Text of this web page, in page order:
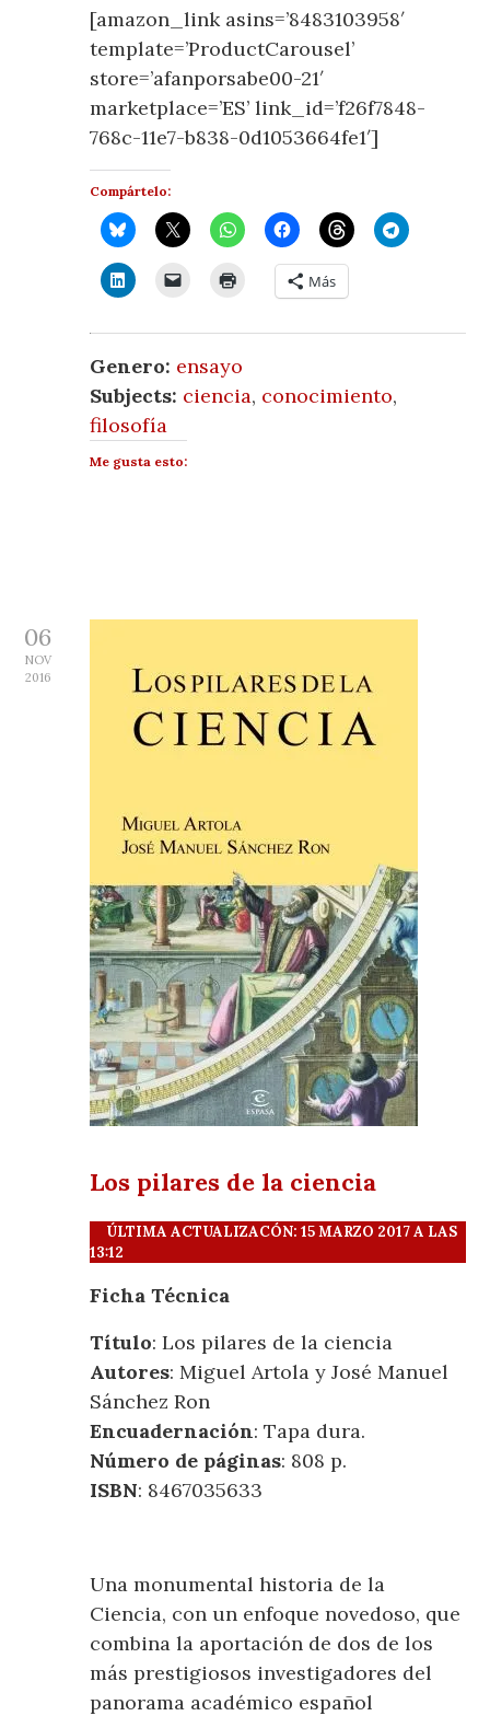
[amazon_link asins=’8483103958′
template=’ProductCarousel’
store=’afanporsabe00-21′
marketplace=’ES’ link_id=’f26f7848-
768c-11e7-b838-0d1053664fe1′]
Compártelo:
Más
Genero: ensayo
Subjects: ciencia, conocimiento,
filosofía
Me gusta esto:
06
NOV
2016
Los pilares de la ciencia
ÚLTIMA ACTUALIZACÓN: 15 MARZO 2017 A LAS
13:12
Ficha Técnica
Título: Los pilares de la ciencia
Autores: Miguel Artola y José Manuel
Sánchez Ron
Encuadernación: Tapa dura.
Número de páginas: 808 p.
ISBN: 8467035633
Una monumental historia de la
Ciencia, con un enfoque novedoso, que
combina la aportación de dos de los
más prestigiosos investigadores del
panorama académico español